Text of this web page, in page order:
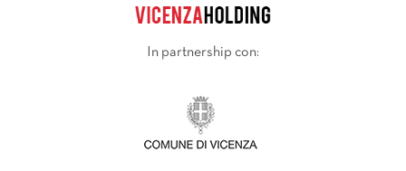
In partnership con: